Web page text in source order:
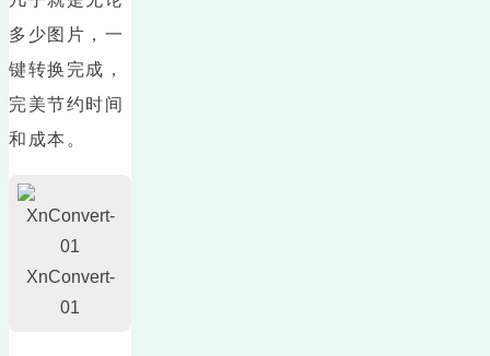
多少图片，一
键转换完成，
完美节约时间
和成本。
XnConvert-
01